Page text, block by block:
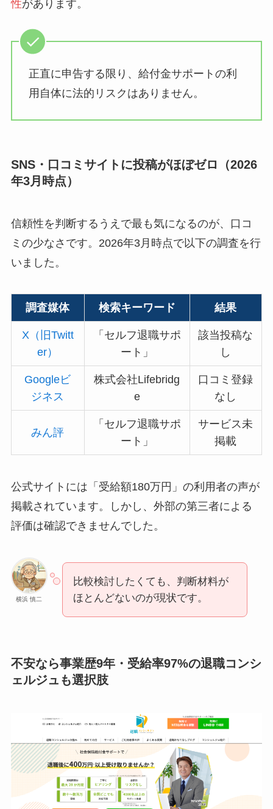
性があります。
正直に申告する限り、給付金サポートの利
用自体に法的リスクはありません。
SNS・口コミサイトに投稿がほぼゼロ（2026
年3月時点）
信頼性を判断するうえで最も気になるのが、口コ
ミの少なさです。2026年3月時点で以下の調査を行
いました。
調査媒体 検索キーワード 結果
X（旧Twitt
er）
「セルフ退職サポ
ート」
該当投稿な
し
Googleビ
ジネス
株式会社Lifebridg
e
口コミ登録
なし
みん評
「セルフ退職サポ
ート」
サービス未
掲載
公式サイトには「受給額180万円」の利用者の声が
掲載されています。しかし、外部の第三者による
評価は確認できませんでした。
横浜 慎二
比較検討したくても、判断材料が
ほとんどないのが現状です。
不安なら事業歴9年・受給率97%の退職コンシ
ェルジュも選択肢